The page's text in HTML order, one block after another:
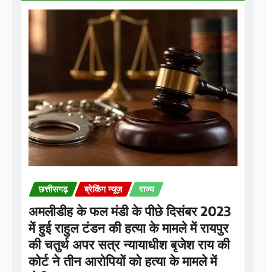
छत्तीसगढ़ ब्रेकिंग न्यूज़ राज्य
अमलीडीह के फल मंडी के पीछे दिसंबर 2023
में हुई राहुल टंडन की हत्या के मामले में रायपुर
की चतुर्थ अपर सत्र न्यायाधीश बृजेश राय की
कोर्ट ने तीन आरोपियों को हत्या के मामले में
दोषी ठहराया
Praveen Kumar Dubey Aug 9, 2026